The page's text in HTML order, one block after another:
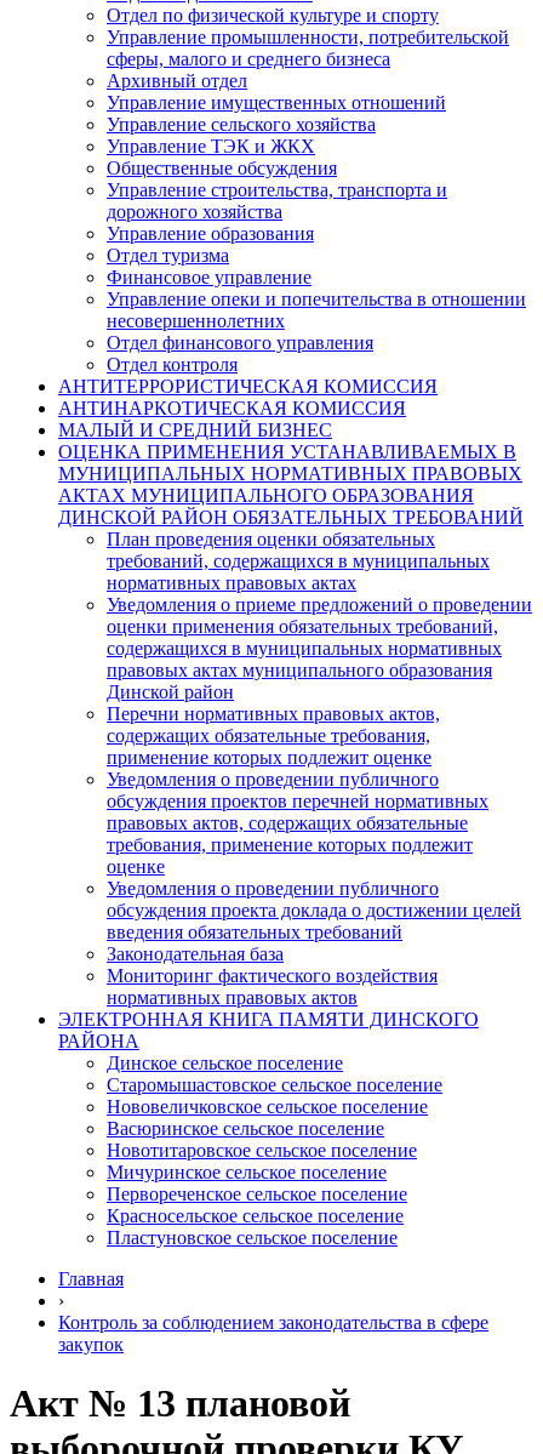
Отдел по физической культуре и спорту
Управление промышленности, потребительской
сферы, малого и среднего бизнеса
Архивный отдел
Управление имущественных отношений
Управление сельского хозяйства
Управление ТЭК и ЖКХ
Общественные обсуждения
Управление строительства, транспорта и
дорожного хозяйства
Управление образования
Отдел туризма
Финансовое управление
Управление опеки и попечительства в отношении
несовершеннолетних
Отдел финансового управления
Отдел контроля
АНТИТЕРРОРИСТИЧЕСКАЯ КОМИССИЯ
АНТИНАРКОТИЧЕСКАЯ КОМИССИЯ
МАЛЫЙ И СРЕДНИЙ БИЗНЕС
ОЦЕНКА ПРИМЕНЕНИЯ УСТАНАВЛИВАЕМЫХ В
МУНИЦИПАЛЬНЫХ НОРМАТИВНЫХ ПРАВОВЫХ
АКТАХ МУНИЦИПАЛЬНОГО ОБРАЗОВАНИЯ
ДИНСКОЙ РАЙОН ОБЯЗАТЕЛЬНЫХ ТРЕБОВАНИЙ
План проведения оценки обязательных
требований, содержащихся в муниципальных
нормативных правовых актах
Уведомления о приеме предложений о проведении
оценки применения обязательных требований,
содержащихся в муниципальных нормативных
правовых актах муниципального образования
Динской район
Перечни нормативных правовых актов,
содержащих обязательные требования,
применение которых подлежит оценке
Уведомления о проведении публичного
обсуждения проектов перечней нормативных
правовых актов, содержащих обязательные
требования, применение которых подлежит
оценке
Уведомления о проведении публичного
обсуждения проекта доклада о достижении целей
введения обязательных требований
Законодательная база
Мониторинг фактического воздействия
нормативных правовых актов
ЭЛЕКТРОННАЯ КНИГА ПАМЯТИ ДИНСКОГО
РАЙОНА
Динское сельское поселение
Старомышастовское сельское поселение
Нововеличковское сельское поселение
Васюринское сельское поселение
Новотитаровское сельское поселение
Мичуринское сельское поселение
Первореченское сельское поселение
Красносельское сельское поселение
Пластуновское сельское поселение
Главная
›
Контроль за соблюдением законодательства в сфере
закупок
Акт № 13 плановой